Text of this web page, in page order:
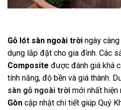
Gỗ lót sàn ngoài trời ngày
dụng lắp đặt cho gia đình. Các
Composite được đánh giá khá
tính năng, độ bền và giá thành.
sàn gỗ ngoài trời mới nhất
Gòn cập nhật chi tiết giúp Quý